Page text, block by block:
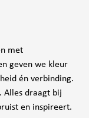
met
geven we kleur
én verbinding.
Alles draagt bij
en inspireert.